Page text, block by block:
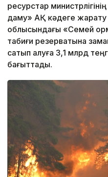
ресурстар
даму» АҚ кәдеге жарату
облысындағы «Семей
табиғи резерватына
сатып алуға 3,1 млрд
бағыттады.